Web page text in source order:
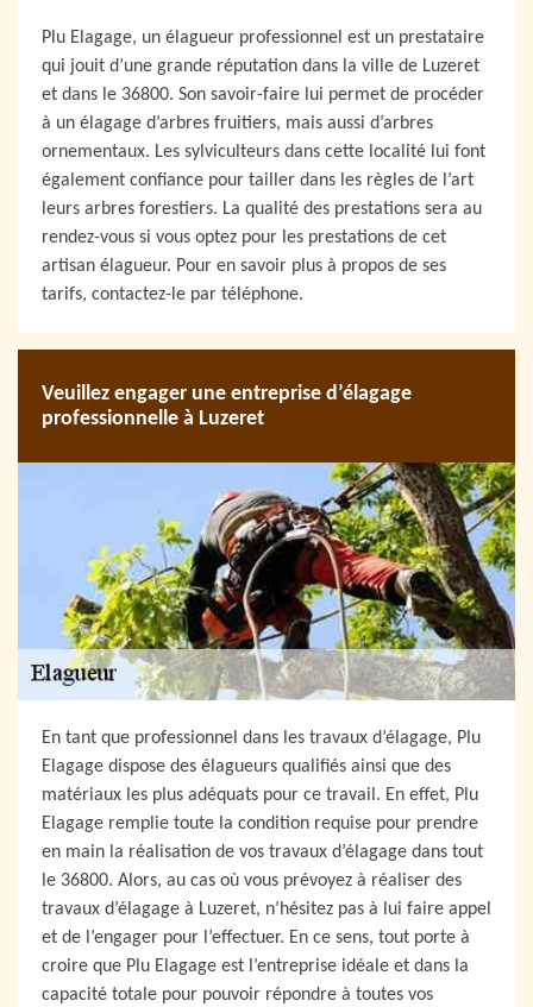
Plu Elagage, un élagueur professionnel est un prestataire
qui jouit d’une grande réputation dans la ville de Luzeret
et dans le 36800. Son savoir-faire lui permet de procéder
à un élagage d’arbres fruitiers, mais aussi d’arbres
ornementaux. Les sylviculteurs dans cette localité lui font
également confiance pour tailler dans les règles de l’art
leurs arbres forestiers. La qualité des prestations sera au
rendez-vous si vous optez pour les prestations de cet
artisan élagueur. Pour en savoir plus à propos de ses
tarifs, contactez-le par téléphone.
Veuillez engager une entreprise d’élagage
professionnelle à Luzeret
En tant que professionnel dans les travaux d’élagage, Plu
Elagage dispose des élagueurs qualifiés ainsi que des
matériaux les plus adéquats pour ce travail. En effet, Plu
Elagage remplie toute la condition requise pour prendre
en main la réalisation de vos travaux d’élagage dans tout
le 36800. Alors, au cas où vous prévoyez à réaliser des
travaux d’élagage à Luzeret, n’hésitez pas à lui faire appel
et de l’engager pour l’effectuer. En ce sens, tout porte à
croire que Plu Elagage est l’entreprise idéale et dans la
capacité totale pour pouvoir répondre à toutes vos